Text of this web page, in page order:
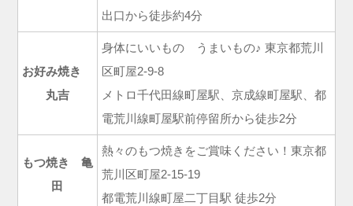
出口から徒歩約4分
お好み焼き
丸吉
身体にいいもの うまいもの♪ 東京都荒川
区町屋2-9-8
メトロ千代田線町屋駅、京成線町屋駅、都
電荒川線町屋駅前停留所から徒歩2分
もつ焼き 亀
田
熱々のもつ焼きをご賞味ください！東京都
荒川区町屋2-15-19
都電荒川線町屋二丁目駅 徒歩2分